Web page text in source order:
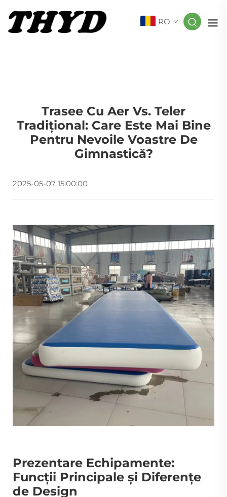
RO
Trasee Cu Aer Vs. Teler
Tradițional: Care Este Mai Bine
Pentru Nevoile Voastre De
Gimnastică?
2025-05-07 15:00:00
Prezentare Echipamente:
Funcții Principale și Diferențe
de Design